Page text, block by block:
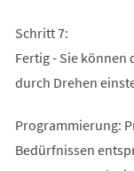
Schritt 7:
Fertig - Sie
durch Drehen
Programmierung:
Bedürfnissen